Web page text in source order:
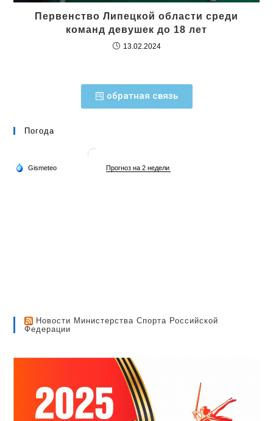
Первенство Липецкой области среди
команд девушек до 18 лет
13.02.2024
обратная связь
Погода
Новости Министерства Спорта Российской
Федерации